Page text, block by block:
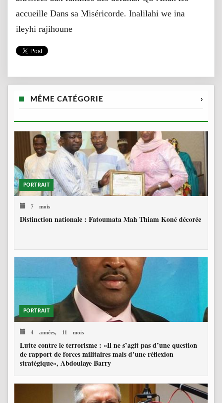
accueille Dans sa Miséricorde. Inalilahi we ina
ileyhi rajihoune
MÊME CATÉGORIE ›
PORTRAIT
7 mois
Distinction nationale : Fatoumata Mah Thiam Koné décorée
PORTRAIT
4 années, 11 mois
Lutte contre le terrorisme : «Il ne s’agit pas d’une question
de rapport de forces militaires mais d’une réflexion
stratégique», Abdoulaye Barry